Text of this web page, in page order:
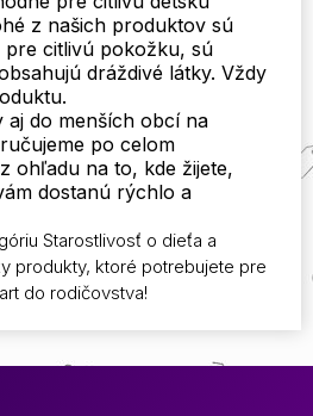
z našich produktov sú
pre citlivú pokožku, sú
dráždivé látky. Vždy
do menších obcí na
po celom
ohľadu na to, kde žijete,
dostanú rýchlo a
Starostlivosť o dieťa a
produkty, ktoré potrebujete pre
do rodičovstva!